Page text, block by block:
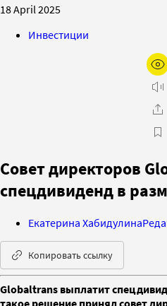
18 April 2025
Инвестиции
Совет директоров
спецдивиденд в
Екатерина Хабидулина
Копировать ссылку
Globaltrans выплатит
такое решение принял совет